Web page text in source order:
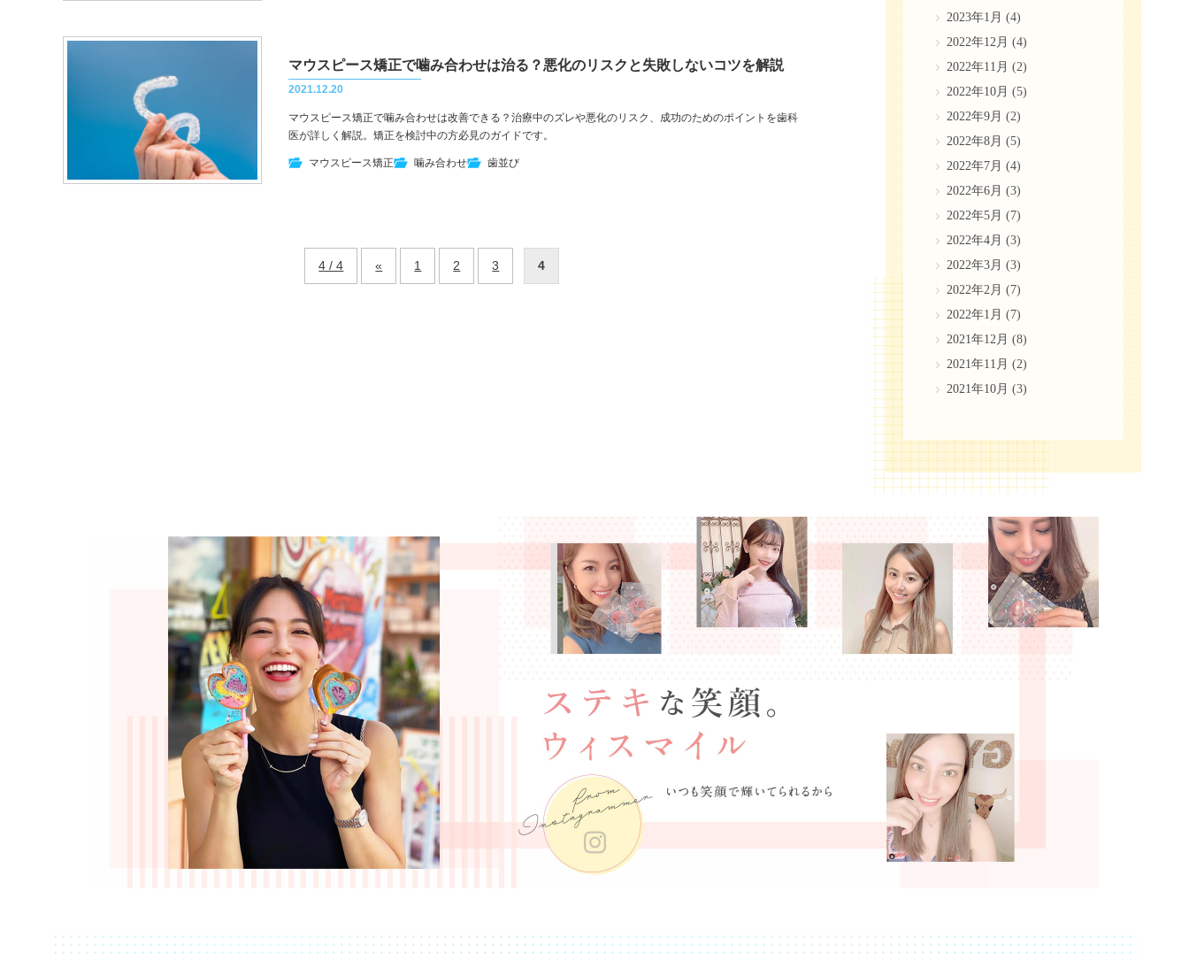
マウスピース矯正で噛み合わせは治る？悪化のリスクと失敗しないコツを解説
2021.12.20
マウスピース矯正で噛み合わせは改善できる？治療中のズレや悪化のリスク、成功のためのポイントを歯科
医が詳しく解説。矯正を検討中の方必見のガイドです。
マウスピース矯正 噛み合わせ 歯並び
4 / 4 « 1 2 3 4
2023年1月 (4)
2022年12月 (4)
2022年11月 (2)
2022年10月 (5)
2022年9月 (2)
2022年8月 (5)
2022年7月 (4)
2022年6月 (3)
2022年5月 (7)
2022年4月 (3)
2022年3月 (3)
2022年2月 (7)
2022年1月 (7)
2021年12月 (8)
2021年11月 (2)
2021年10月 (3)